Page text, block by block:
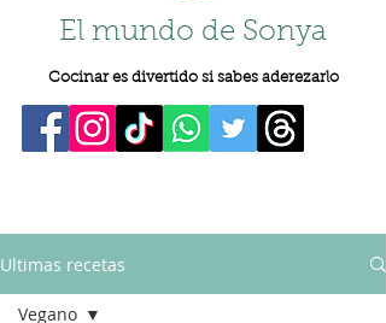
El mundo de Sonya
Cocinar es divertido si sabes aderezarlo
Ultimas recetas
Vegano